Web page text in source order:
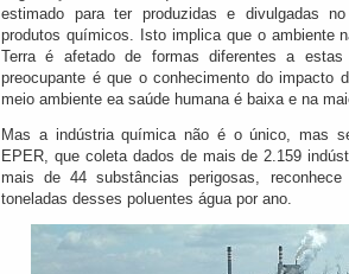
estimado para ter produzidas e divulgadas
produtos químicos.
Isto implica que o ambiente
Terra é afetado de formas diferentes a estas
preocupante é que o conhecimento do impacto
meio ambiente ea saúde humana é baixa e na
Mas a indústria química não é o único, mas
EPER, que coleta dados de mais de 2.159
mais de 44 substâncias perigosas,
toneladas desses poluentes água por ano.